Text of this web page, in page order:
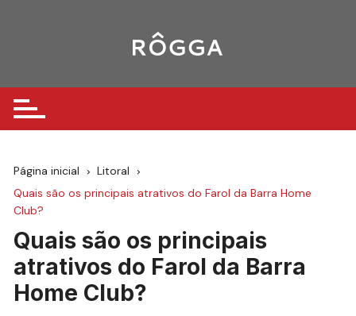
Página inicial
Litoral
Quais são os principais atrativos do Farol da Barra Home
Club?
Quais são os principais
atrativos do Farol da Barra
Home Club?